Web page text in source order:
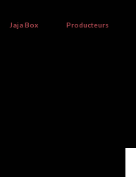
Jaja Box Producteurs